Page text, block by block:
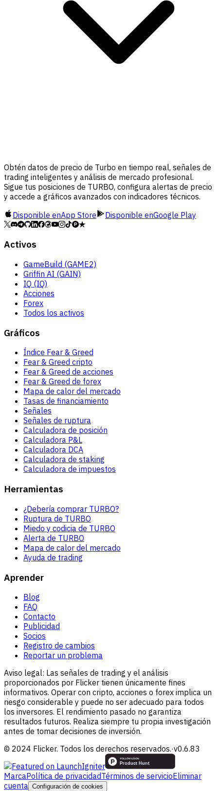
Obtén datos de precio de Turbo en tiempo real, señales de
trading inteligentes y análisis de mercado profesional.
Sigue tus posiciones de TURBO, configura alertas de precio
y accede a gráficos avanzados con indicadores técnicos.
Disponible enApp Store Disponible enGoogle Play
Activos
GameBuild (GAME2)
Griffin AI (GAIN)
IQ (IQ)
Acciones
Forex
Todos los activos
Gráficos
Índice Fear & Greed
Fear & Greed cripto
Fear & Greed de acciones
Fear & Greed de forex
Mapa de calor del mercado
Tasas de financiamiento
Señales
Señales de ruptura
Calculadora de posición
Calculadora P&L
Calculadora DCA
Calculadora de staking
Calculadora de impuestos
Herramientas
¿Debería comprar TURBO?
Ruptura de TURBO
Miedo y codicia de TURBO
Alerta de TURBO
Mapa de calor del mercado
Ayuda de trading
Aprender
Blog
FAQ
Contacto
Publicidad
Socios
Registro de cambios
Reportar un problema
Aviso legal: Las señales de trading y el análisis
proporcionados por Flicker tienen únicamente fines
informativos. Operar con cripto, acciones o forex implica un
riesgo considerable y puede no ser adecuado para todos
los inversores. El rendimiento pasado no garantiza
resultados futuros. Realiza siempre tu propia investigación
antes de tomar decisiones de inversión.
© 2024 Flicker. Todos los derechos reservados.·v0.6.83
MarcaPolítica de privacidadTérminos de servicioEliminar
cuenta Configuración de cookies